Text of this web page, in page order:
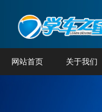
网站首页 关于我们